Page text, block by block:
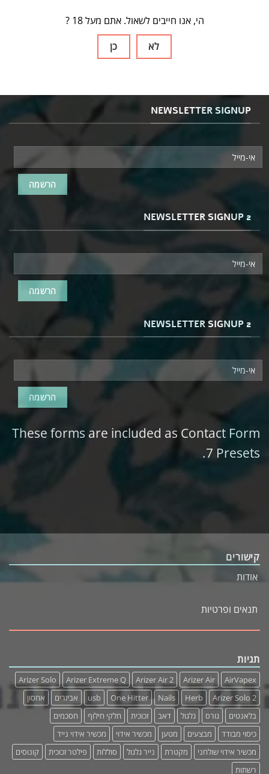
? הי, אנו חייבים לשאול. אתם מעל 18
כן
לא
NEWSLETTER SIGNUP
NEWSLETTER SIGNUP 2
NEWSLETTER SIGNUP 2
These forms are included as Contact Form
7 Presets.
תגיות
AirVapex
Arizer Air
Arizer Air 2
Arizer Extreme Q
Arizer Solo
Arizer Solo 2
Herb
Nails
One Hitter
usb אביזרים
אחסון
בלאנטים
גורס גלגול דאב זכוכית חלקי חילוף
חסכמים
כיסוי מבודד
מבצעים מטען מכשיר אידוי
מכשיר אידוי נייד
מכשיר אידוי שולחני
מקטרת נייר גלגול סוללות פילטר זכוכית
קונוסים
רשתות
קישורים
אודות
תנאים ופרטיות